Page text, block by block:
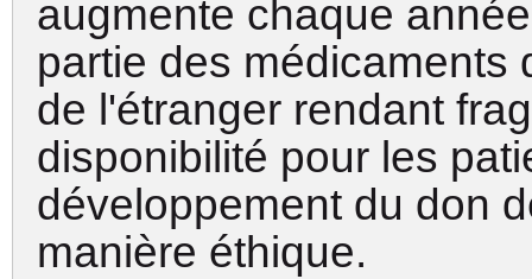
augmente chaque
partie des médicaments
de l'étranger rendant
disponibilité pour les
développement du don
manière éthique.